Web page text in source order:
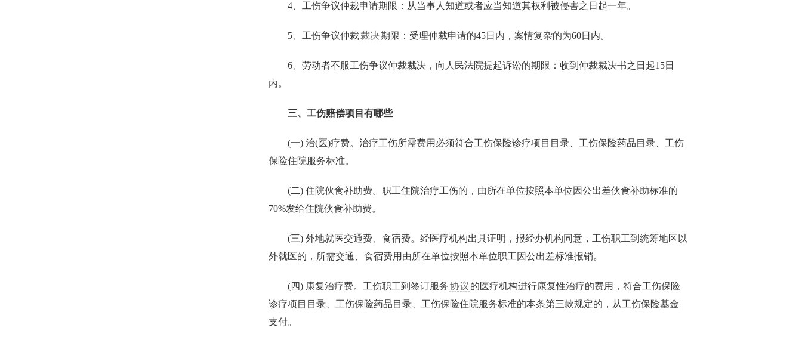
4、工伤争议仲裁申请期限：从当事人知道或者应当知道其权利被侵害之日起一年。
5、工伤争议仲裁裁决期限：受理仲裁申请的45日内，案情复杂的为60日内。
6、劳动者不服工伤争议仲裁裁决，向人民法院提起诉讼的期限：收到仲裁裁决书之日起15日
内。
三、工伤赔偿项目有哪些
(一) 治(医)疗费。治疗工伤所需费用必须符合工伤保险诊疗项目目录、工伤保险药品目录、工伤
保险住院服务标准。
(二) 住院伙食补助费。职工住院治疗工伤的，由所在单位按照本单位因公出差伙食补助标准的
70%发给住院伙食补助费。
(三) 外地就医交通费、食宿费。经医疗机构出具证明，报经办机构同意，工伤职工到统筹地区以
外就医的，所需交通、食宿费用由所在单位按照本单位职工因公出差标准报销。
(四) 康复治疗费。工伤职工到签订服务协议 的医疗机构进行康复性治疗的费用，符合工伤保险
诊疗项目目录、工伤保险药品目录、工伤保险住院服务标准的本条第三款规定的，从工伤保险基金
支付。